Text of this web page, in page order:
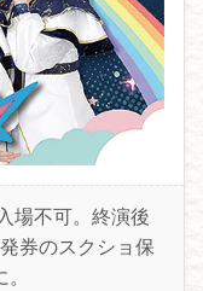
場不可。終演後
券のスクショ保